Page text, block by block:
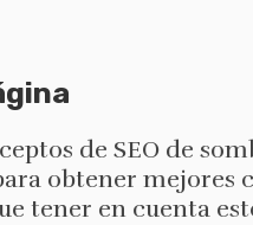
de SEO de
obtener mejores
tener en cuenta